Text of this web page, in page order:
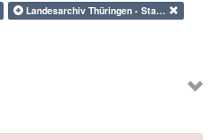
Landesarchiv Thüringen - Sta…